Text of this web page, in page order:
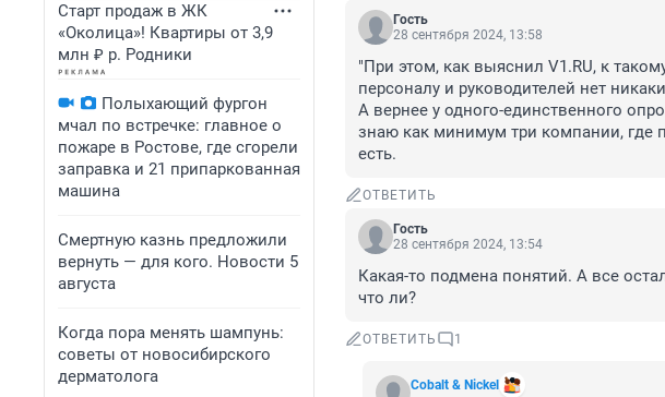
Старт продаж в ЖК
«Околица»! Квартиры от 3,9
млн ₽ р. Родники
Полыхающий фургон
мчал по встречке: главное о
пожаре в Ростове, где сгорели
заправка и 21 припаркованная
машина
Смертную казнь предложили
вернуть — для кого. Новости 5
августа
Когда пора менять шампунь:
советы от новосибирского
дерматолога
Гость
28 сентября 2024, 13:58
"При этом, как выяснил V1.RU, к
персоналу и руководителей нет
А вернее у одного-единственного
знаю как минимум три компании, где
есть.
ОТВЕТИТЬ
Гость
28 сентября 2024, 13:54
Какая-то подмена понятий. А все
что ли?
ОТВЕТИТЬ 1
Cobalt & Nickel